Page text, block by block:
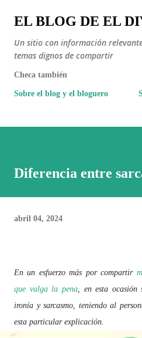
Ir al contenido
EL BLOG DE EL
Un sitio con información
temas dignos de compartir
Checa también
Sobre el blog y el bloguero
Diferencia entre
abril 04, 2024
En un esfuerzo más por compartir
que valga la pena, en esta ocasión
ironía y sarcasmo, teniendo al
esta particular explicación.